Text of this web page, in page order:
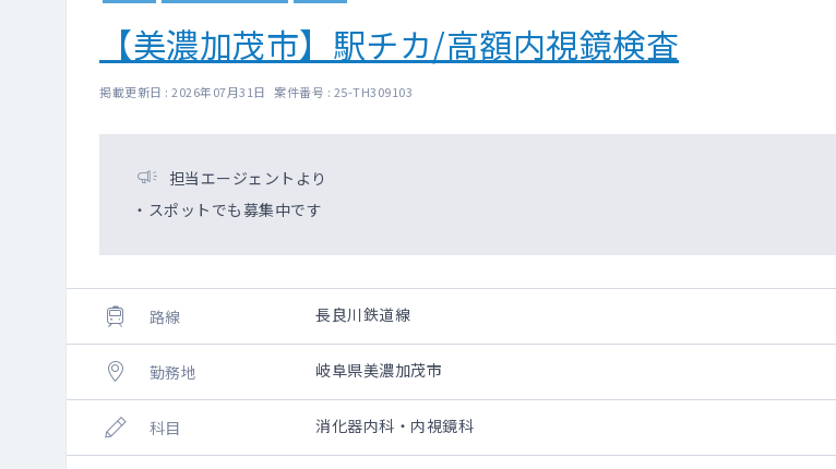
【美濃加茂市】駅チカ/高額内視鏡検査
掲載更新日 : 2026年07月31日 案件番号 : 25-TH309103
担当エージェントより
・スポットでも募集中です
路線 長良川鉄道線
勤務地 岐阜県美濃加茂市
科目 消化器内科・内視鏡科